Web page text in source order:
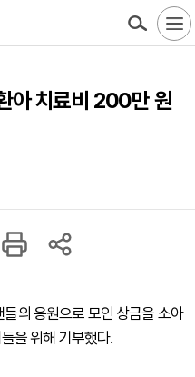
아 치료비 200만 원
의 응원으로 모인 상금을 소아
을 위해 기부했다.